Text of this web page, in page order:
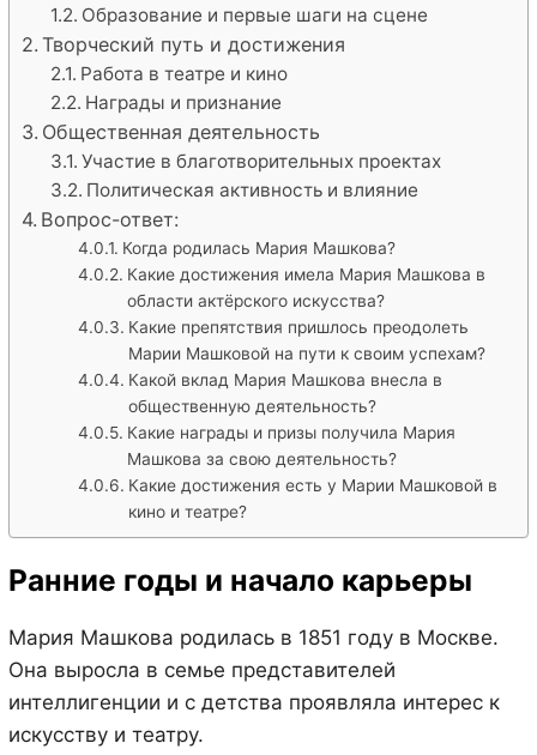
Образование и первые шаги на сцене
Творческий путь и достижения
Работа в театре и кино
Награды и признание
Общественная деятельность
Участие в благотворительных проектах
Политическая активность и влияние
Вопрос-ответ:
Когда родилась Мария Машкова?
Какие достижения имела Мария Машкова в
области актёрского искусства?
Какие препятствия пришлось преодолеть
Марии Машковой на пути к своим успехам?
Какой вклад Мария Машкова внесла в
общественную деятельность?
Какие награды и призы получила Мария
Машкова за свою деятельность?
Какие достижения есть у Марии Машковой в
кино и театре?
Ранние годы и начало карьеры
Мария Машкова родилась в 1851 году в Москве.
Она выросла в семье представителей
интеллигенции и с детства проявляла интерес к
искусству и театру.